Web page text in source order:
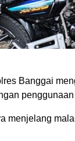
Banggai
menjelang